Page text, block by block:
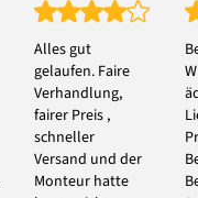
Alles gut
gelaufen. Faire
Verhandlung,
fairer Preis ,
schneller
Versand und der
Monteur hatte